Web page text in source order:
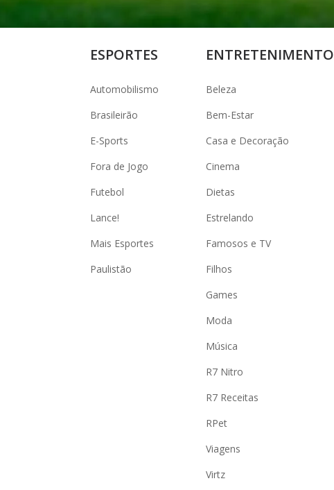
ESPORTES
Automobilismo
Brasileirão
E-Sports
Fora de Jogo
Futebol
Lance!
Mais Esportes
Paulistão
ENTRETENIMENTO
Beleza
Bem-Estar
Casa e Decoração
Cinema
Dietas
Estrelando
Famosos e TV
Filhos
Games
Moda
Música
R7 Nitro
R7 Receitas
RPet
Viagens
Virtz